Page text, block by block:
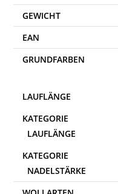
GEWICHT
EAN